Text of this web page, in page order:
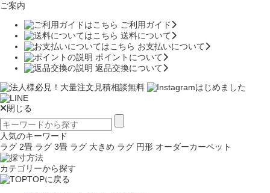
ご案内
ご利用ガイド
送料について
お支払いについて
ポイントについて
返品交換について
閉じる
人気のキーワード
ラグ 2畳 ラグ 3畳 ラグ 大きめ ラグ 円形 オーダーカーペット
カテゴリーから探す
TOPに戻る